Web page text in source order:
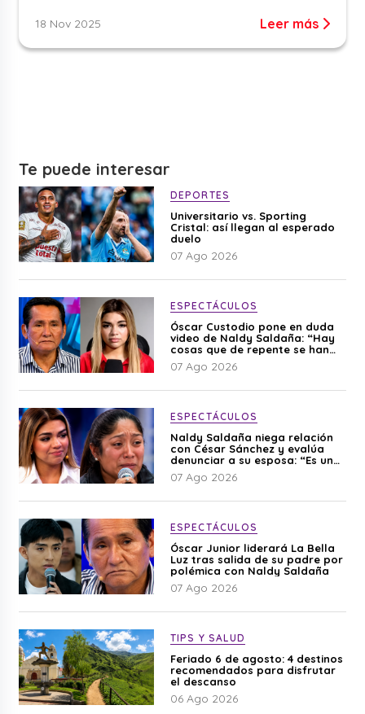
18 Nov 2025 Leer más
Te puede interesar
DEPORTES
Universitario vs. Sporting
Cristal: así llegan al esperado
duelo
07 Ago 2026
ESPECTÁCULOS
Óscar Custodio pone en duda
video de Naldy Saldaña: “Hay
cosas que de repente se han
editado”
07 Ago 2026
ESPECTÁCULOS
Naldy Saldaña niega relación
con César Sánchez y evalúa
denunciar a su esposa: “Es una
difamación”
07 Ago 2026
ESPECTÁCULOS
Óscar Junior liderará La Bella
Luz tras salida de su padre por
polémica con Naldy Saldaña
07 Ago 2026
TIPS Y SALUD
Feriado 6 de agosto: 4 destinos
recomendados para disfrutar
el descanso
06 Ago 2026